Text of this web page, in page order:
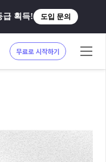
급 획득! 도입 문의
무료로 시작하기